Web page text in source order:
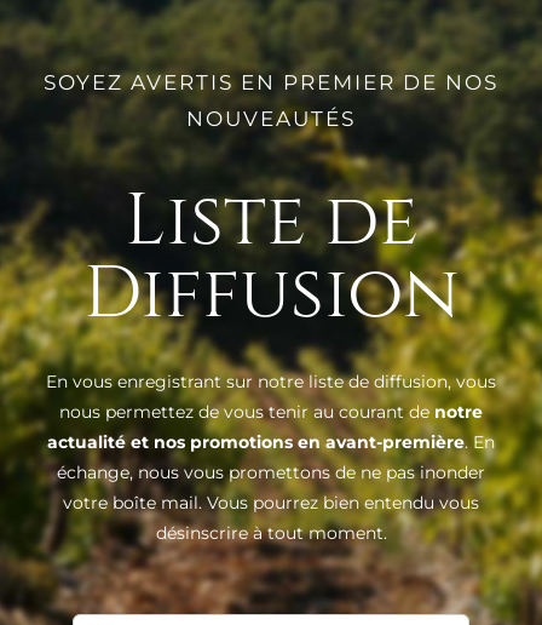
SOYEZ AVERTIS EN PREMIER DE NOS
NOUVEAUTÉS
Liste de
Diffusion
En vous enregistrant sur notre liste de diffusion, vous
nous permettez de vous tenir au courant de notre
actualité et nos promotions en avant-première. En
échange, nous vous promettons de ne pas inonder
votre boîte mail. Vous pourrez bien entendu vous
désinscrire à tout moment.